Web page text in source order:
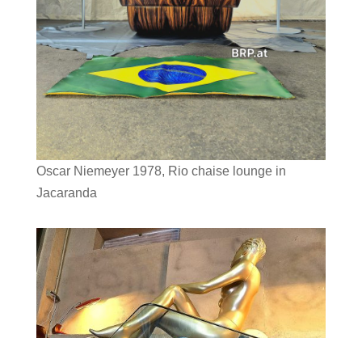
Oscar Niemeyer 1978, Rio chaise lounge in
Jacaranda